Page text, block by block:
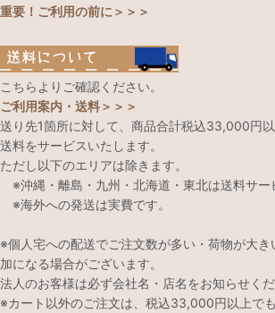
重要！ご利用の前に＞＞＞
こちらよりご確認ください。
ご利用案内・送料＞＞＞
送り先1箇所に対して、商品合計税込33,000円以
送料をサービスいたします。
ただし以下のエリアは除きます。
※沖縄・離島・九州・北海道・東北は送料サー
※海外への発送は実費です。
※個人宅への配送でご注文数が多い・荷物が大き
加になる場合がございます。
法人のお客様は必ず会社名・店名をお知らせくだ
※カート以外のご注文は、税込33,000円以上で